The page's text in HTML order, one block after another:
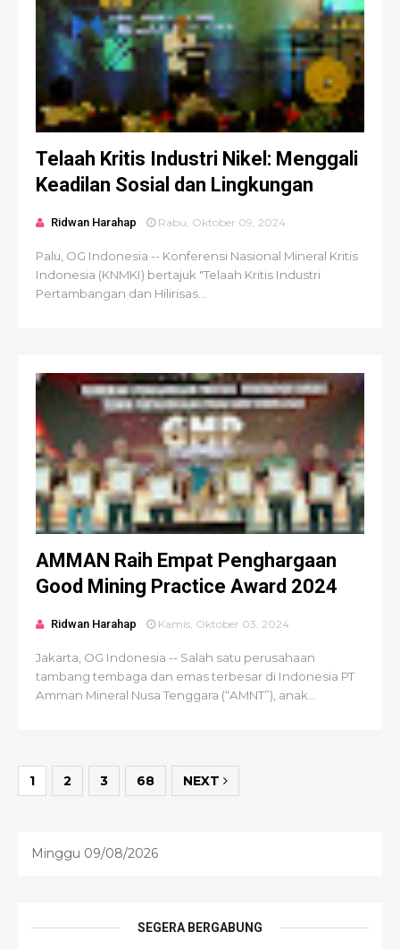
Telaah Kritis Industri Nikel: Menggali
Keadilan Sosial dan Lingkungan
Ridwan Harahap Rabu, Oktober 09, 2024
Palu, OG Indonesia -- Konferensi Nasional Mineral Kritis
Indonesia (KNMKI) bertajuk "Telaah Kritis Industri
Pertambangan dan Hilirisas...
AMMAN Raih Empat Penghargaan
Good Mining Practice Award 2024
Ridwan Harahap Kamis, Oktober 03, 2024
Jakarta, OG Indonesia -- Salah satu perusahaan
tambang tembaga dan emas terbesar di Indonesia PT
Amman Mineral Nusa Tenggara (“AMNT”), anak...
1 2 3 68 NEXT
Minggu 09/08/2026
SEGERA BERGABUNG